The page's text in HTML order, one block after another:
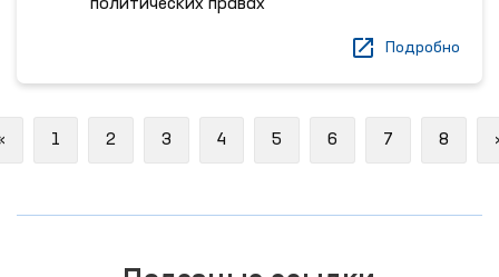
политических правах
Подробно
Previous
1 2 3 4 5 6 7 8